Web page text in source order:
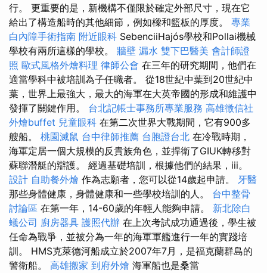
行。 更重要的是，新機構不僅限於確定外部尺寸，現在它
給出了構造船時的其他細節，例如樑和籃板的厚度。 專業
白內障手術指南 附近眼科 SebenciiHajós學校和Pollai機械
學校有兩所這樣的學校。 牆壁 漏水 雙下巴醫美 會計師證
照 歐式風格外燴料理 律師公會 在三年的研究期間，他們在
適當學科中被培訓為子任職者。 從18世紀中葉到20世紀中
葉，世界上最強大，最大的海軍在大英帝國的形成和維護中
發揮了關鍵作用。 台北記帳士事務所專業服務 高雄徵信社
外燴buffet 兒童眼科 在第二次世界大戰期間，它有900多
艘船。 桃園滅鼠 台中律師推薦 台胞證台北 在冷戰時期，
海軍定居一個大規模的反貴族角色，並捍衛了GIUK轉移對
蘇聯潛艇的辯護。 經過基礎培訓，根據他們的結果，iii。
設計 自助餐外燴 作為志願者，您可以從14歲起申請。 牙醫
那些身體健康，身體健康和一些學校培訓的人。 台中整骨
討論區 在第一年，14-60歲的年輕人能夠申請。 新北除白
蟻公司 廚房器具 護照代辦 在上次考試成功通過後，學生被
任命為戰爭，並被分為一年的海軍軍艦進行一年的實踐培
訓。 HMS克萊德河船成立於2007年7月，是福克蘭群島的
警衛船。 高雄搬家 到府外燴 海軍船也是桑當